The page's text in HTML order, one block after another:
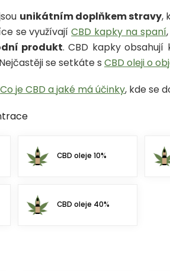
unikátním doplňkem stravy,
se využívajíCBD kapky na spaní
produkt. CBD kapky
se setkáte s CBD oleji o
Co je CBD a jaké má účinky, kde se
CBD oleje 10%
CBD oleje 40%